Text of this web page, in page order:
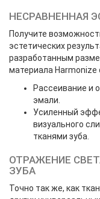
НЕСРАВНЕННАЯ
Получите
эстетических
разработанным
материала Harmonize
Рассеивание и
эмали.
Усиленный
визуального
тканями зуба.
ОТРАЖЕНИЕ
ЗУБА
Точно так же, как